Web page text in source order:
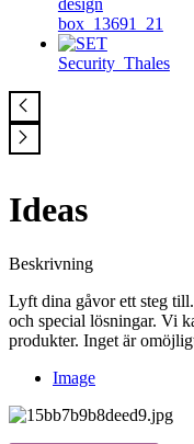
Ideas
Beskrivning
Lyft dina gåvor ett steg
och special lösningar. Vi
produkter. Inget är
Image